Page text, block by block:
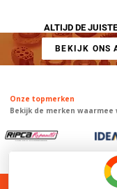
ALTIJD DE
BEKIJK ONS
Onze topmerken
Bekijk de merken waarmee